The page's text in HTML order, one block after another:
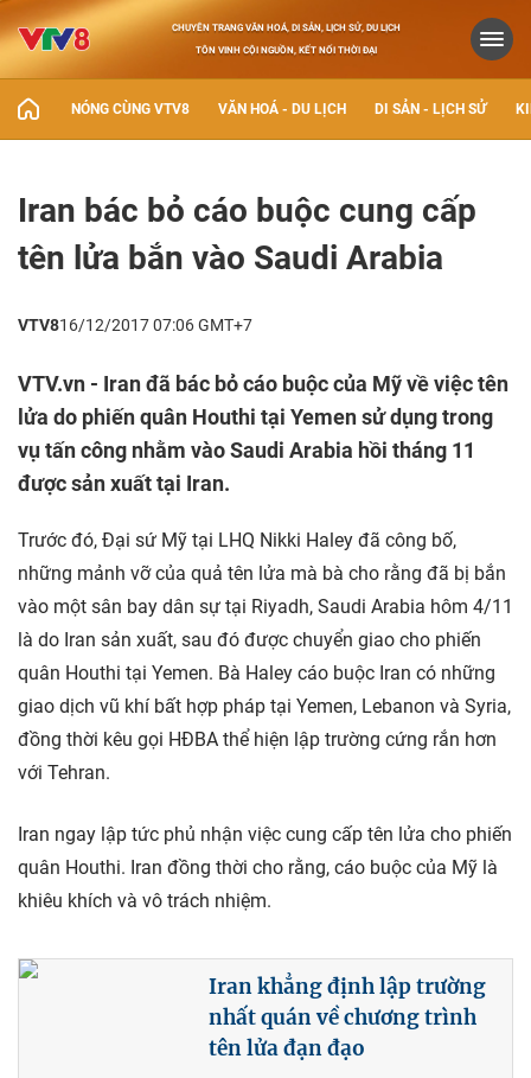
CHUYÊN TRANG VĂN HOÁ, DI SẢN, LỊCH SỬ, DU LỊCH
TÔN VINH CỘI NGUỒN, KẾT NỐI THỜI ĐẠI
NÓNG CÙNG VTV8 VĂN HOÁ - DU LỊCH DI SẢN - LỊCH SỬ
Iran bác bỏ cáo buộc cung cấp
tên lửa bắn vào Saudi Arabia
VTV816/12/2017 07:06 GMT+7
VTV.vn - Iran đã bác bỏ cáo buộc của Mỹ về việc tên
lửa do phiến quân Houthi tại Yemen sử dụng trong
vụ tấn công nhằm vào Saudi Arabia hồi tháng 11
được sản xuất tại Iran.
Trước đó, Đại sứ Mỹ tại LHQ Nikki Haley đã công bố,
những mảnh vỡ của quả tên lửa mà bà cho rằng đã bị bắn
vào một sân bay dân sự tại Riyadh, Saudi Arabia hôm 4/11
là do Iran sản xuất, sau đó được chuyển giao cho phiến
quân Houthi tại Yemen. Bà Haley cáo buộc Iran có những
giao dịch vũ khí bất hợp pháp tại Yemen, Lebanon và Syria,
đồng thời kêu gọi HĐBA thể hiện lập trường cứng rắn hơn
với Tehran.
Iran ngay lập tức phủ nhận việc cung cấp tên lửa cho phiến
quân Houthi. Iran đồng thời cho rằng, cáo buộc của Mỹ là
khiêu khích và vô trách nhiệm.
Iran khẳng định lập trường
nhất quán về chương trình
tên lửa đạn đạo